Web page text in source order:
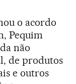
o acordo
Pequim
não
de produtos
e outros